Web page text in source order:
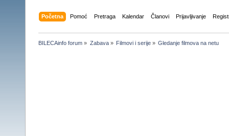
Početna Pomoć Pretraga Kalendar Članovi Prijavljivanje
BILECAinfo forum » Zabava» Filmovi i serije» Gledanje filmova na netu